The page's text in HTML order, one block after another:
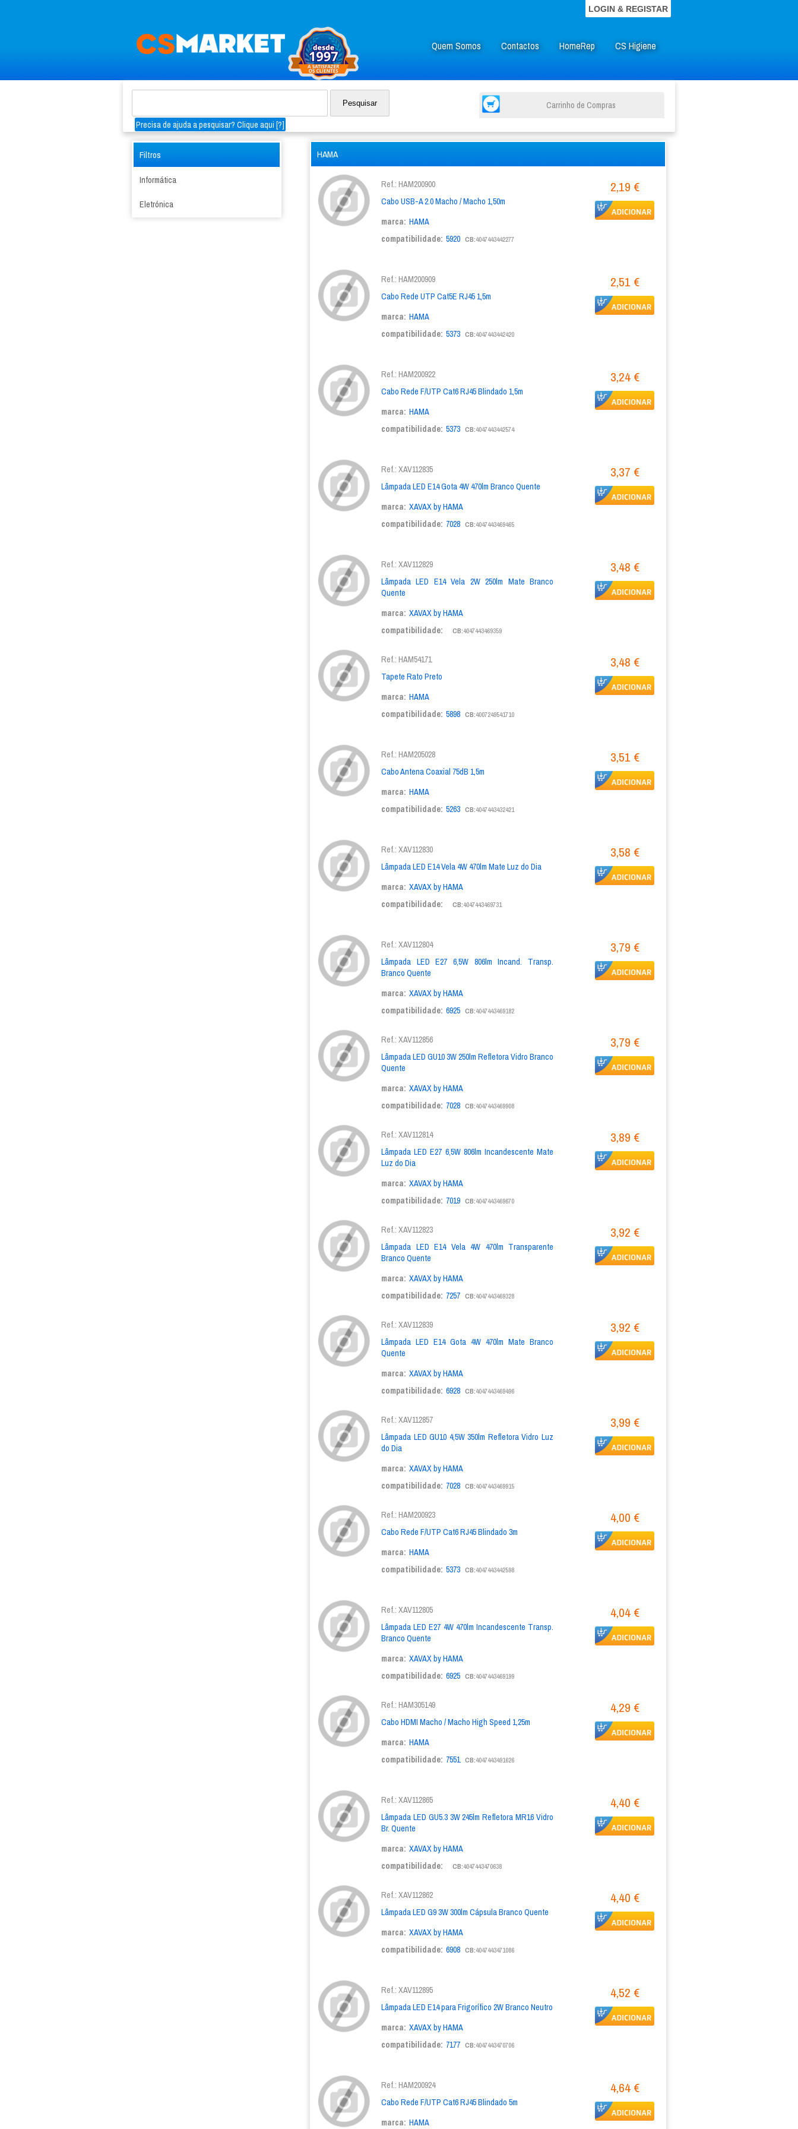
LOGIN & REGISTAR
Quem Somos Contactos HomeRep CS Higiene
Precisa de ajuda a pesquisar? Clique aqui [?]
Carrinho de Compras
Filtros
Informática
Eletrónica
HAMA
Ref.: HAM200900
Cabo USB-A 2.0 Macho / Macho 1,50m
marca: HAMA
compatibilidade: 5920 CB:4047443442277
2,19 €
Ref.: HAM200909
Cabo Rede UTP Cat5E RJ45 1,5m
marca: HAMA
compatibilidade: 5373 CB:4047443442420
2,51 €
Ref.: HAM200922
Cabo Rede F/UTP Cat6 RJ45 Blindado 1,5m
marca: HAMA
compatibilidade: 5373 CB:4047443442574
3,24 €
Ref.: XAV112835
Lâmpada LED E14 Gota 4W 470lm Branco Quente
marca: XAVAX by HAMA
compatibilidade: 7028 CB:4047443469465
3,37 €
Ref.: XAV112829
Lâmpada LED E14 Vela 2W 250lm Mate Branco
Quente
marca: XAVAX by HAMA
compatibilidade:
CB:4047443469359
3,48 €
Ref.: HAM54171
Tapete Rato Preto
marca: HAMA
compatibilidade: 5898 CB:4007249541710
3,48 €
Ref.: HAM205028
Cabo Antena Coaxial 75dB 1,5m
marca: HAMA
compatibilidade: 5263 CB:4047443432421
3,51 €
Ref.: XAV112830
Lâmpada LED E14 Vela 4W 470lm Mate Luz do Dia
marca: XAVAX by HAMA
compatibilidade:
CB:4047443469731
3,58 €
Ref.: XAV112804
Lâmpada LED E27 6,5W 806lm Incand. Transp.
Branco Quente
marca: XAVAX by HAMA
compatibilidade: 6925 CB:4047443469182
3,79 €
Ref.: XAV112856
Lâmpada LED GU10 3W 250lm Refletora Vidro Branco
Quente
marca: XAVAX by HAMA
compatibilidade: 7028 CB:4047443469908
3,79 €
Ref.: XAV112814
Lâmpada LED E27 6,5W 806lm Incandescente Mate
Luz do Dia
marca: XAVAX by HAMA
compatibilidade: 7019 CB:4047443469670
3,89 €
Ref.: XAV112823
Lâmpada LED E14 Vela 4W 470lm Transparente
Branco Quente
marca: XAVAX by HAMA
compatibilidade: 7257 CB:4047443469328
3,92 €
Ref.: XAV112839
Lâmpada LED E14 Gota 4W 470lm Mate Branco
Quente
marca: XAVAX by HAMA
compatibilidade: 6928 CB:4047443469496
3,92 €
Ref.: XAV112857
Lâmpada LED GU10 4,5W 350lm Refletora Vidro Luz
do Dia
marca: XAVAX by HAMA
compatibilidade: 7028 CB:4047443469915
3,99 €
Ref.: HAM200923
Cabo Rede F/UTP Cat6 RJ45 Blindado 3m
marca: HAMA
compatibilidade: 5373 CB:4047443442598
4,00 €
Ref.: XAV112805
Lâmpada LED E27 4W 470lm Incandescente Transp.
Branco Quente
marca: XAVAX by HAMA
compatibilidade: 6925 CB:4047443469199
4,04 €
Ref.: HAM305149
Cabo HDMI Macho / Macho High Speed 1,25m
marca: HAMA
compatibilidade: 7551 CB:4047443491626
4,29 €
Ref.: XAV112865
Lâmpada LED GU5.3 3W 245lm Refletora MR16 Vidro
Br. Quente
marca: XAVAX by HAMA
compatibilidade:
CB:4047443470638
4,40 €
Ref.: XAV112862
Lâmpada LED G9 3W 300lm Cápsula Branco Quente
marca: XAVAX by HAMA
compatibilidade: 6908 CB:4047443471086
4,40 €
Ref.: XAV112895
Lâmpada LED E14 para Frigorífico 2W Branco Neutro
marca: XAVAX by HAMA
compatibilidade: 7177 CB:4047443470706
4,52 €
Ref.: HAM200924
Cabo Rede F/UTP Cat6 RJ45 Blindado 5m
marca: HAMA
4,64 €